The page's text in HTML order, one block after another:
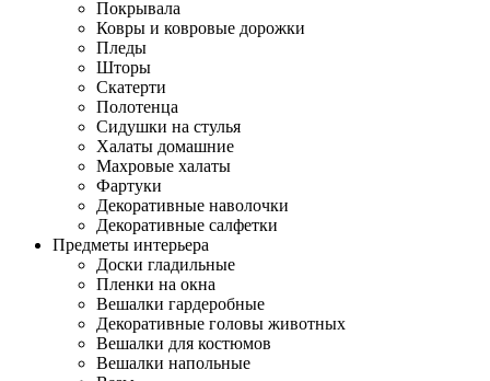
Покрывала
Ковры и ковровые дорожки
Пледы
Шторы
Скатерти
Полотенца
Сидушки на стулья
Халаты домашние
Махровые халаты
Фартуки
Декоративные наволочки
Декоративные салфетки
Предметы интерьера
Доски гладильные
Пленки на окна
Вешалки гардеробные
Декоративные головы животных
Вешалки для костюмов
Вешалки напольные